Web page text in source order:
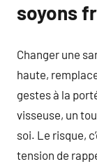
soyons
Changer une
haute,
gestes à la
visseuse, un
soi. Le risque,
tension de